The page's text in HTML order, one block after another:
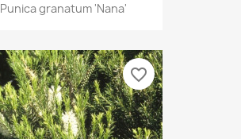
Punica granatum 'Nana'
favorite_border